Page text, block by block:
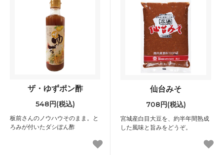
ザ・ゆずポン酢
548円(税込)
板前さんのノウハウそのまま。と
ろみが付いたダシぽん酢
仙台みそ
708円(税込)
宮城産白目大豆を、約半年間熟成
した風味と旨みをどうぞ。